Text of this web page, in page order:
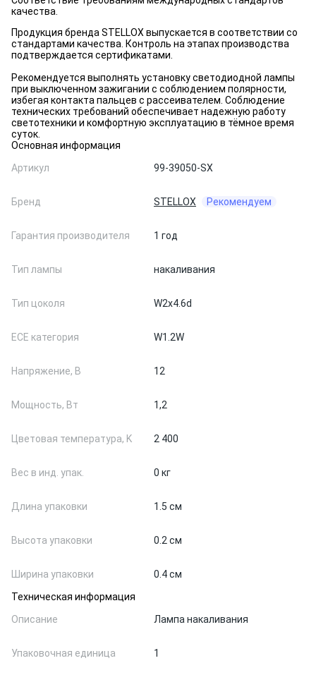
качества.
Продукция бренда STELLOX выпускается в соответствии со
стандартами качества. Контроль на этапах производства
подтверждается сертификатами.
Рекомендуется выполнять установку светодиодной лампы
при выключенном зажигании с соблюдением полярности,
избегая контакта пальцев с рассеивателем. Соблюдение
технических требований обеспечивает надежную работу
светотехники и комфортную эксплуатацию в тёмное время
суток.
Основная информация
Артикул
99-39050-SX
Бренд STELLOX Рекомендуем
Гарантия производителя 1 год
Тип лампы накаливания
Тип цоколя W2x4.6d
ЕСЕ категория W1.2W
Напряжение, В 12
Мощность, Вт 1,2
Цветовая температура, K 2 400
Вес в инд. упак. 0 кг
Длина упаковки 1.5 см
Высота упаковки 0.2 см
Ширина упаковки
0.4 см
Техническая информация
Описание
Лампа накаливания
Упаковочная единица 1